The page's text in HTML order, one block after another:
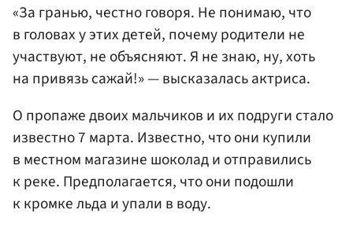
«За гранью, честно говоря. Не понимаю, что
в головах у этих детей, почему родители не
участвуют, не объясняют. Я не знаю, ну, хоть
на привязь сажай!» — высказалась актриса.
О пропаже двоих мальчиков и их подруги стало
известно 7 марта. Известно, что они купили
в местном магазине шоколад и отправились
к реке. Предполагается, что они подошли
к кромке льда и упали в воду.